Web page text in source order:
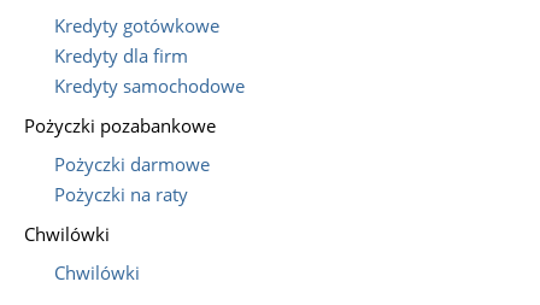
Kredyty gotówkowe
Kredyty dla firm
Kredyty samochodowe
Pożyczki pozabankowe
Pożyczki darmowe
Pożyczki na raty
Chwilówki
Chwilówki